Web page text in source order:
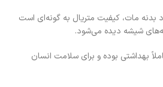
بدنه مات، کیفیت متریال به گونه‌ای است
شیشه دیده می‌شود.
بهداشتی بوده و برای سلامت انسان